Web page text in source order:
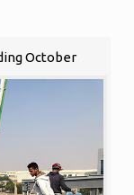
October